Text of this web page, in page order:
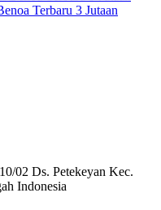
Terbaru 3 Jutaan
02 Ds. Petekeyan Kec.
Indonesia